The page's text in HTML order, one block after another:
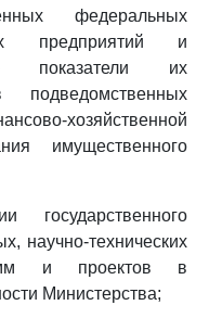
федеральных
предприятий и
показатели их
хозяйственной
имущественного
государственного
научно-технических
и проектов в
Министерства;